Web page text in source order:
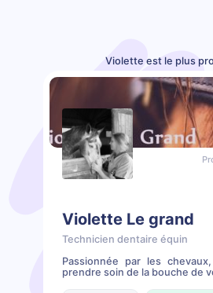
Violette est le plus
Violette Le grand
Technicien dentaire équin
Passionnée par les
prendre soin de la bouche de